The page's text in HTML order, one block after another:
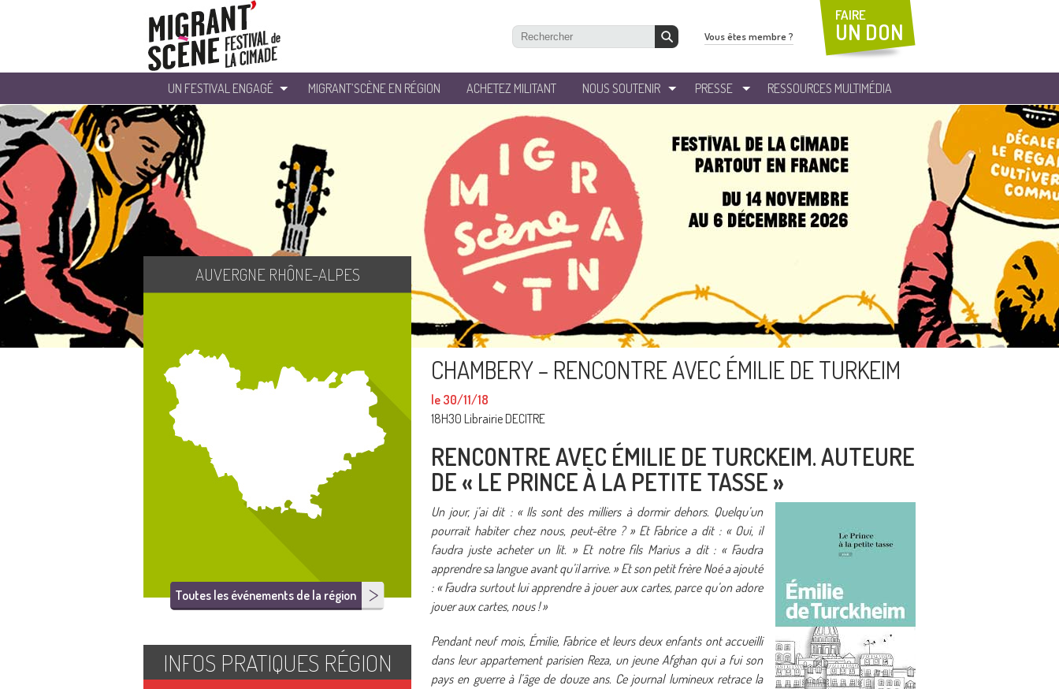
UN FESTIVAL ENGAGÉ MIGRANT’SCÈNE EN RÉGION ACHETEZ MILITANT NOUS SOUTENIR PRESSE RESSOURCES MULTIMÉDIA
Vous êtes membre ?
FAIRE
UN DON
CHAMBERY – RENCONTRE AVEC ÉMILIE DE TURKEIM
le 30/11/18
18H30 Librairie DECITRE
RENCONTRE AVEC ÉMILIE DE TURCKEIM. AUTEURE
DE « LE PRINCE À LA PETITE TASSE »
Un jour, j’ai dit : « Ils sont des milliers à dormir dehors. Quelqu’un
pourrait habiter chez nous, peut-être ? » Et Fabrice a dit : « Oui, il
faudra juste acheter un lit. » Et notre fils Marius a dit : « Faudra
apprendre sa langue avant qu’il arrive. » Et son petit frère Noé a ajouté
: « Faudra surtout lui apprendre à jouer aux cartes, parce qu’on adore
jouer aux cartes, nous ! »
Pendant neuf mois, Émilie, Fabrice et leurs deux enfants ont accueilli
dans leur appartement parisien Reza, un jeune Afghan qui a fui son
pays en guerre à l’âge de douze ans. Ce journal lumineux retrace la
AUVERGNE RHÔNE-ALPES
Toutes les événements de la région
INFOS PRATIQUES RÉGION